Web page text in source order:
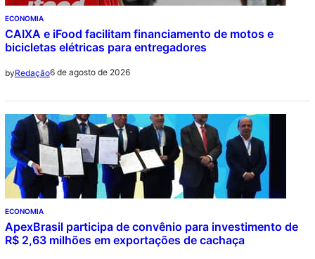
ECONOMIA
CAIXA e iFood facilitam financiamento de motos e
bicicletas elétricas para entregadores
byRedação6 de agosto de 2026
ECONOMIA
ApexBrasil participa de convênio para investimento de
R$ 2,63 milhões em exportações de cachaça